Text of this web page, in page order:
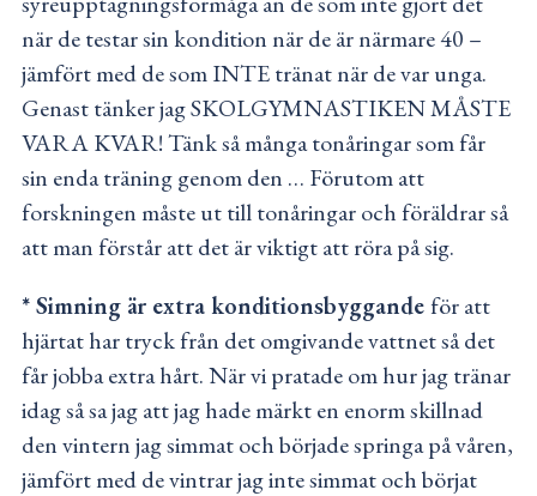
när de testar sin kondition när de är närmare 40 –
jämfört med de som INTE tränat när de var unga.
Genast tänker jag SKOLGYMNASTIKEN MÅSTE
VARA KVAR! Tänk så många tonåringar som får
sin enda träning genom den … Förutom att
forskningen måste ut till tonåringar och föräldrar så
att man förstår att det är viktigt att röra på sig.
* Simning är extra konditionsbyggandeför att
hjärtat har tryck från det omgivande vattnet så det
får jobba extra hårt. När vi pratade om hur jag tränar
idag så sa jag att jag hade märkt en enorm skillnad
den vintern jag simmat och började springa på våren,
jämfört med de vintrar jag inte simmat och börjat